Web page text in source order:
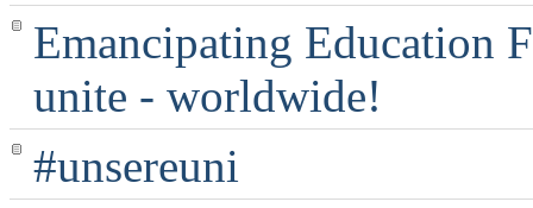
Emancipating Education
unite - worldwide!
#unsereuni